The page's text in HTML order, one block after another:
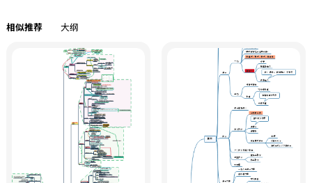
产关系适应生产力发展要求时就能促
进它的发展,反之就成为生产力发展的
阻碍。更多干货内容赶快收藏起来慢
慢看吧！
相似推荐 大纲